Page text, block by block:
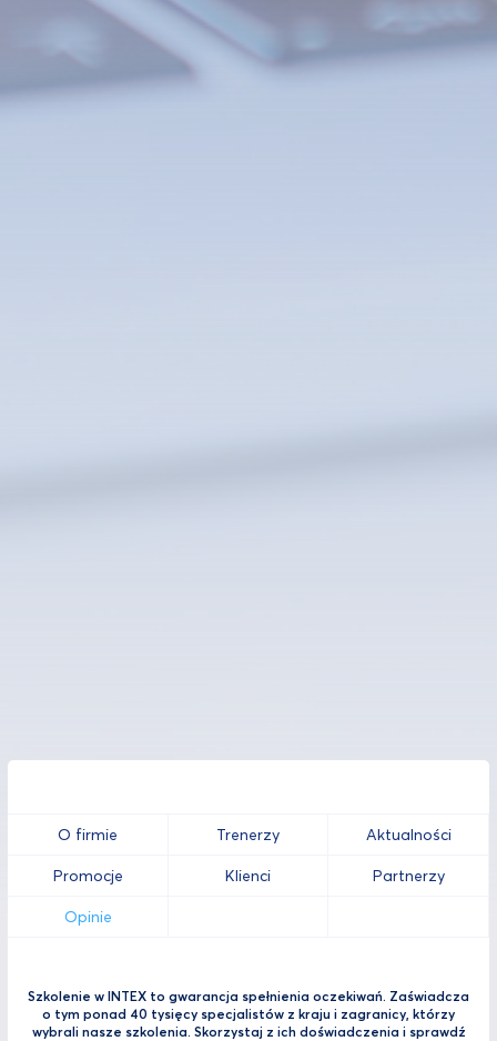
O firmie Trenerzy Aktualności
Promocje Klienci Partnerzy
Opinie
Szkolenie w INTEX to gwarancja spełnienia oczekiwań. Zaświadcza
o tym ponad 40 tysięcy specjalistów z kraju i zagranicy, którzy
wybrali nasze szkolenia. Skorzystaj z ich doświadczenia i sprawdź